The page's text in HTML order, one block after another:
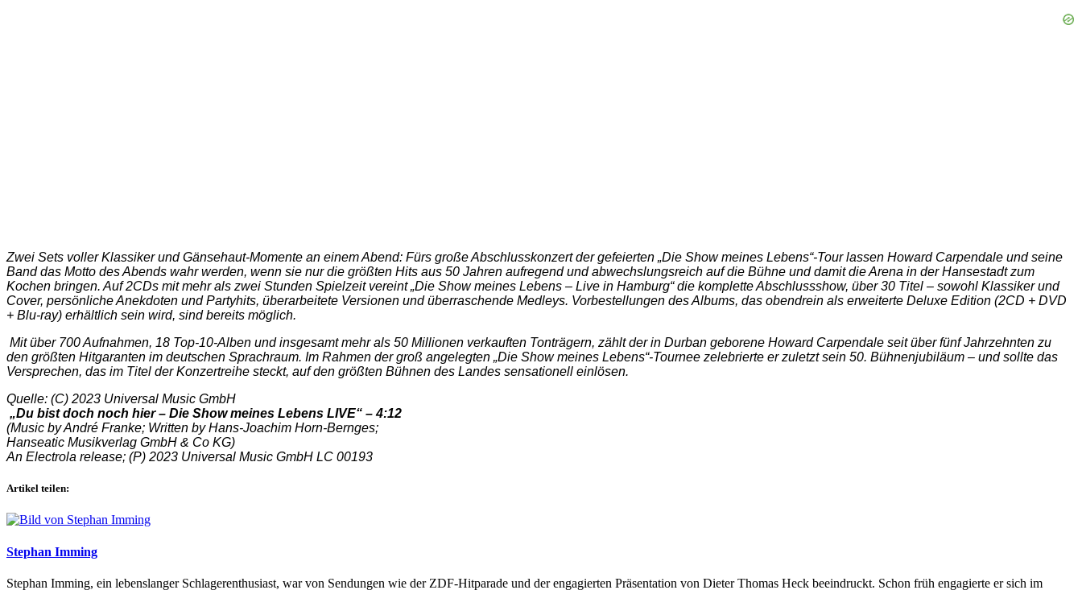
Zwei Sets voller Klassiker und Gänsehaut-Momente an einem Abend: Fürs große Abschlusskonzert der gefeierten „Die Show meines Lebens“-Tour lassen Howard Carpendale und seine
Band das Motto des Abends wahr werden, wenn sie nur die größten Hits aus 50 Jahren aufregend und abwechslungsreich auf die Bühne und damit die Arena in der Hansestadt zum
Kochen bringen. Auf 2CDs mit mehr als zwei Stunden Spielzeit vereint „Die Show meines Lebens – Live in Hamburg“ die komplette Abschlussshow, über 30 Titel – sowohl Klassiker und
Cover, persönliche Anekdoten und Partyhits, überarbeitete Versionen und überraschende Medleys. Vorbestellungen des Albums, das obendrein als erweiterte Deluxe Edition (2CD + DVD
+ Blu-ray) erhältlich sein wird, sind bereits möglich.
Mit über 700 Aufnahmen, 18 Top-10-Alben und insgesamt mehr als 50 Millionen verkauften Tonträgern, zählt der in Durban geborene Howard Carpendale seit über fünf Jahrzehnten zu
den größten Hitgaranten im deutschen Sprachraum. Im Rahmen der groß angelegten „Die Show meines Lebens“-Tournee zelebrierte er zuletzt sein 50. Bühnenjubiläum – und sollte das
Versprechen, das im Titel der Konzertreihe steckt, auf den größten Bühnen des Landes sensationell einlösen.
Quelle: (C) 2023 Universal Music GmbH
„Du bist doch noch hier – Die Show meines Lebens LIVE“ – 4:12
(Music by André Franke; Written by Hans-Joachim Horn-Bernges;
Hanseatic Musikverlag GmbH & Co KG)
An Electrola release; (P) 2023 Universal Music GmbH LC 00193
Artikel teilen:
Stephan Imming
Stephan Imming, ein lebenslanger Schlagerenthusiast, war von Sendungen wie der ZDF-Hitparade und der engagierten Präsentation von Dieter Thomas Heck beeindruckt. Schon früh engagierte er sich im